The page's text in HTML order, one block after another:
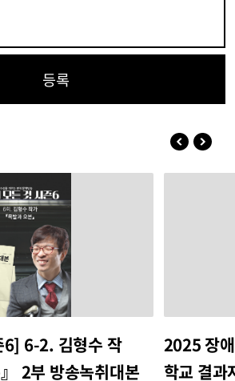
등록
6] 6-2. 김형수 작
2부 방송녹취대본
2025 장
학교 결과